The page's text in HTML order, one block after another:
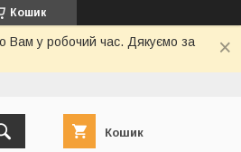
Кошик
Вам у робочий час. Дякуємо за
Кошик